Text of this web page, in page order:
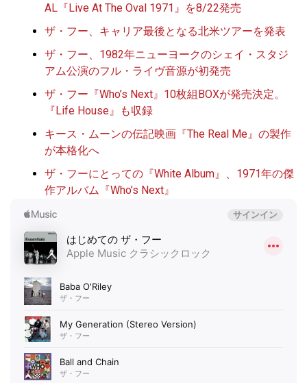
AL『Live At The Oval 1971』を8/22発売
ザ・フー、キャリア最後となる北米ツアーを発表
ザ・フー、1982年ニューヨークのシェイ・スタジ
アム公演のフル・ライヴ音源が初発売
ザ・フー『Who’s Next』10枚組BOXが発売決定。
『Life House』も収録
キース・ムーンの伝記映画『The Real Me』の製作
が本格化へ
ザ・フーにとっての『White Album』、1971年の傑
作アルバム『Who’s Next』